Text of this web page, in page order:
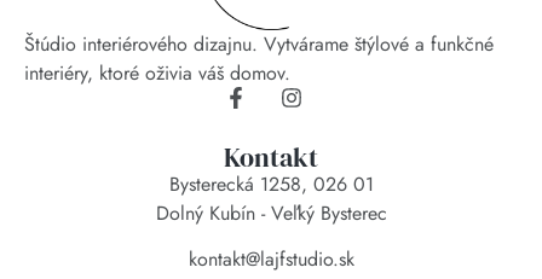
Štúdio interiérového dizajnu. Vytvárame štýlové a funkčné
interiéry, ktoré oživia váš domov.
Kontakt
Bysterecká 1258, 026 01
Dolný Kubín - Veľký Bysterec
kontakt@lajfstudio.sk